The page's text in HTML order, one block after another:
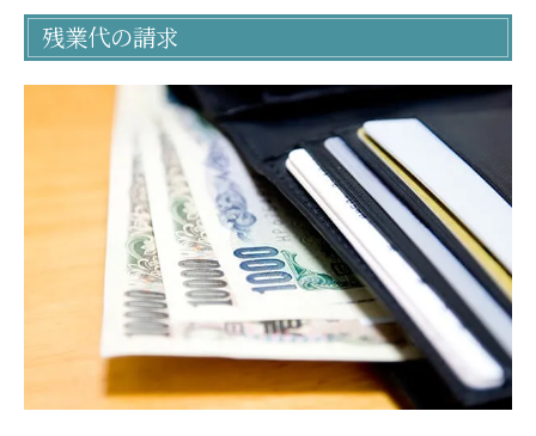
残業代の請求